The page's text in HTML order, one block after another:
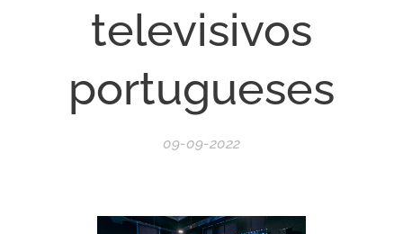
televisivos
portugueses
09-09-2022